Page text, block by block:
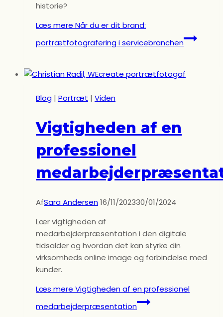
historie?
Læs mere Når du er dit brand:
portrætfotografering i servicebranchen
Blog | Portræt | Viden
Vigtigheden af en
professionel
AfSara Andersen16/11/202330/01/2024
Lær vigtigheden af
medarbejderpræsentation i den digitale
tidsalder og hvordan det kan styrke din
virksomheds online image og forbindelse med
kunder.
Læs mere Vigtigheden af en professionel
medarbejderpræsentation